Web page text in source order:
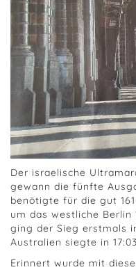
Der israelische
gewann die fünfte
benötigte für die gut
um das westliche Berlin
ging der Sieg erstmals
Australien siegte in
Erinnert wurde mit